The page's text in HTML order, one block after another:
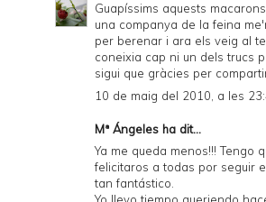
Guapíssims aquests
una companya de la feina
per berenar i ara els veig al
coneixia cap ni un dels trucs
sigui que gràcies per
10 de maig del 2010, a les
Mª Ángeles ha dit...
Ya me queda menos!!! Tengo
felicitaros a todas por seguir
tan fantástico.